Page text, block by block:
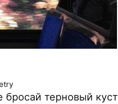
бросай терновый куст